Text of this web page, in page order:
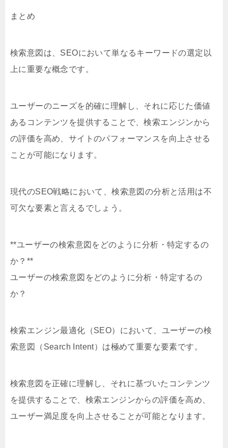
まとめ
検索意図は、SEOにおいて単なるキーワードの選定以
上に重要な概念です。
ユーザーのニーズを的確に理解し、それに応じた価値
あるコンテンツを提供することで、検索エンジンから
の評価を高め、サイトのパフォーマンスを向上させる
ことが可能になります。
現代のSEO戦略において、検索意図の分析と活用は不
可欠な要素と言えるでしょう。
**ユーザーの検索意図をどのように分析・特定するの
か？**
ユーザーの検索意図をどのように分析・特定するの
か？
検索エンジン最適化（SEO）において、ユーザーの検
索意図（Search Intent）は極めて重要な要素です。
検索意図を正確に理解し、それに基づいたコンテンツ
を提供することで、検索エンジンからの評価を高め、
ユーザー満足度を向上させることが可能となります。